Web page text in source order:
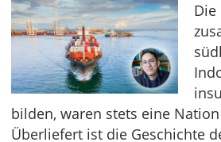
bilden, waren stets eine
Überliefert ist die Geschichte